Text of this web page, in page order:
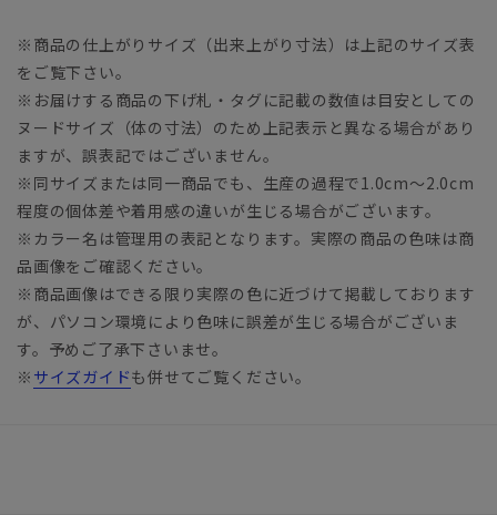
※商品の仕上がりサイズ（出来上がり寸法）は上記のサイズ表
をご覧下さい。
※お届けする商品の下げ札・タグに記載の数値は目安としての
ヌードサイズ（体の寸法）のため上記表示と異なる場合があり
ますが、誤表記ではございません。
※同サイズまたは同一商品でも、生産の過程で1.0cm～2.0cm
程度の個体差や着用感の違いが生じる場合がございます。
※カラー名は管理用の表記となります。実際の商品の色味は商
品画像をご確認ください。
※商品画像はできる限り実際の色に近づけて掲載しております
が、パソコン環境により色味に誤差が生じる場合がございま
す。予めご了承下さいませ。
※ サイズガイドも併せてご覧ください。